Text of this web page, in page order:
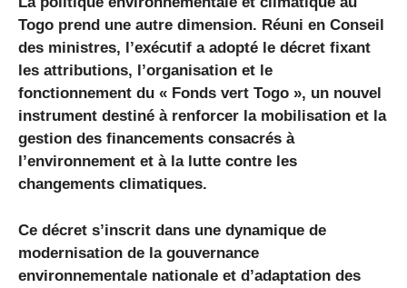
Togo prend une autre dimension. Réuni en Conseil
des ministres, l’exécutif a adopté le décret fixant
les attributions, l’organisation et le
fonctionnement du « Fonds vert Togo », un nouvel
instrument destiné à renforcer la mobilisation et la
gestion des financements consacrés à
l’environnement et à la lutte contre les
changements climatiques.
Ce décret s’inscrit dans une dynamique de
modernisation de la gouvernance
environnementale nationale et d’adaptation des